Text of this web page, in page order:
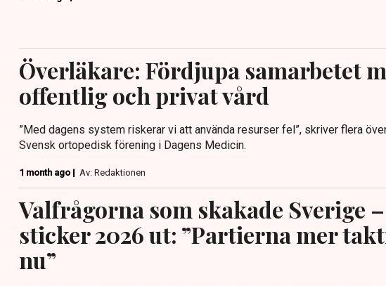
Överläkare: Fördjupa samarbetet
offentlig och privat vård
”Med dagens system riskerar vi att använda resurser fel”, skriver flera
Svensk ortopedisk förening i Dagens Medicin.
1 month ago | Av: Redaktionen
Valfrågorna som skakade Sverige
sticker 2026 ut: ”Partierna mer
nu”